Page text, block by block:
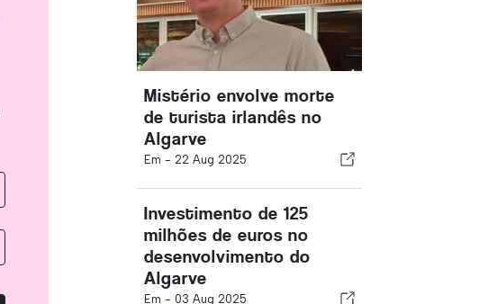
Mistério envolve morte
de turista irlandês no
Algarve
Em - 22 Aug 2025
Investimento de 125
milhões de euros no
desenvolvimento do
Algarve
Em - 03 Aug 2025